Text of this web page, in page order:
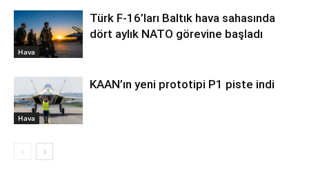
Hava
Türk F-16’ları Baltık hava sahasında
dört aylık NATO görevine başladı
Hava
KAAN’ın yeni prototipi P1 piste indi